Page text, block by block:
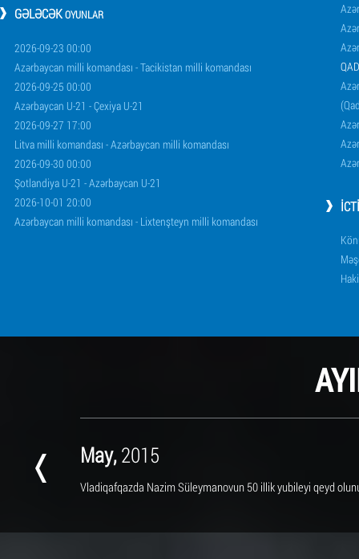
GƏLƏCƏKOYUNLAR
2026-09-23 00:00
Azərbaycan milli komandası - Tacikistan milli komandası
2026-09-25 00:00
Azərbaycan U-21 - Çexiya U-21
2026-09-27 17:00
Litva milli komandası - Azərbaycan milli komandası
2026-09-30 00:00
Şotlandiya U-21 - Azərbaycan U-21
2026-10-01 20:00
Azərbaycan milli komandası - Lixtenşteyn milli komandası
May,2015
Vladiqafqazda Nazim Süleymanovun 50 illik yubileyi qeyd